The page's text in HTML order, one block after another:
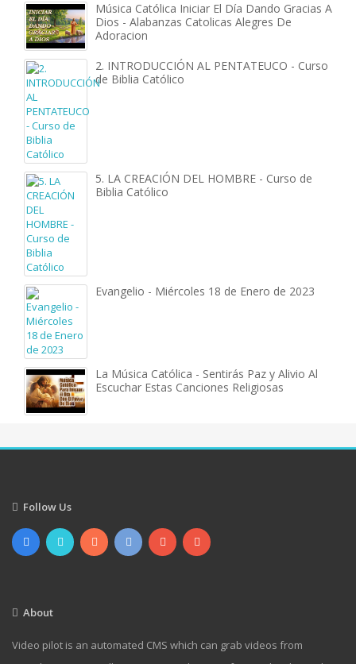
Música Católica Iniciar El Día Dando Gracias A
Dios - Alabanzas Catolicas Alegres De
Adoracion
2. INTRODUCCIÓN AL PENTATEUCO - Curso
de Biblia Católico
5. LA CREACIÓN DEL HOMBRE - Curso de
Biblia Católico
Evangelio - Miércoles 18 de Enero de 2023
La Música Católica - Sentirás Paz y Alivio Al
Escuchar Estas Canciones Religiosas
Follow Us
About
Video pilot is an automated CMS which can grab videos from